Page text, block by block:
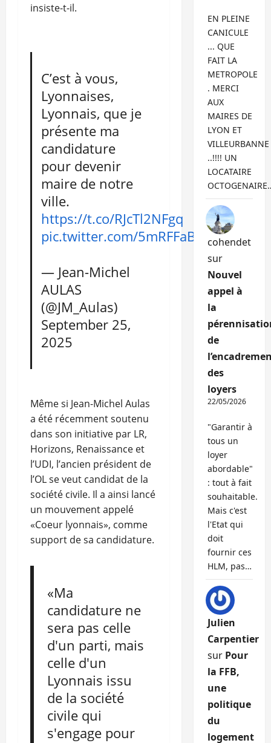
insiste-t-il.
C’est à vous,
Lyonnaises,
Lyonnais, que je
présente ma
candidature
pour devenir
maire de notre
ville.
https://t.co/RJcTl2NFgq
pic.twitter.com/5mRFFaBure
— Jean-Michel
AULAS
(@JM_Aulas)
September 25,
2025
Même si Jean-Michel Aulas
a été récemment soutenu
dans son initiative par LR,
Horizons, Renaissance et
l’UDI, l’ancien président de
l’OL se veut candidat de la
société civile. Il a ainsi lancé
un mouvement appelé
«Coeur lyonnais», comme
support de sa candidature.
«Ma
candidature ne
sera pas celle
d'un parti, mais
celle d'un
Lyonnais issu
de la société
civile qui
s'engage pour
EN PLEINE
CANICULE
... QUE
FAIT LA
METROPOLE
. MERCI
AUX
MAIRES DE
LYON ET
VILLEURBANNE
..!!!! UN
LOCATAIRE
cohendet
sur
Nouvel
appel à
la
de
des
loyers
22/05/2026
"Garantir à
tous un
loyer
abordable"
: tout à fait
souhaitable.
Mais c'est
l'Etat qui
doit
fournir ces
HLM, pas…
Julien
Carpentier
sur Pour
la FFB,
une
politique
du
logement